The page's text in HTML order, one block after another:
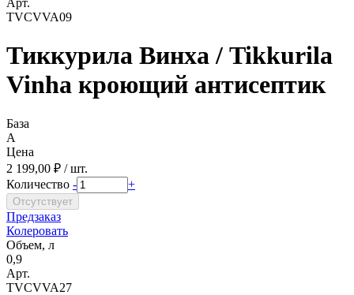
TVCVVA09
Тиккурила Винха / Tikkurila
Vinha кроющий антисептик
База
A
Цена
2 199,00 ₽ / шт.
Количество - +
Предзаказ
Колеровать
Объем, л
0,9
Арт.
TVCVVA27